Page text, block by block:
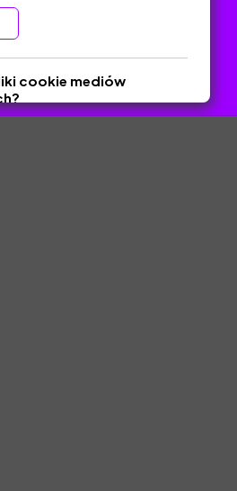
SPAM)
Prawem Autorskim.
cookie mediów